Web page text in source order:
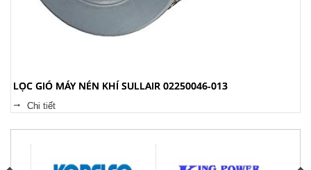
LỌC GIÓ MÁY NÉN KHÍ SULLAIR 02250046-013
Chi tiết